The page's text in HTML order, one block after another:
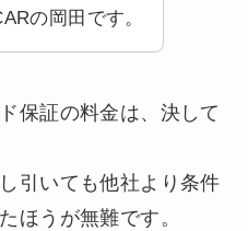
の岡田です。
保証の料金は、決して
引いても他社より条件
ほうが無難です。